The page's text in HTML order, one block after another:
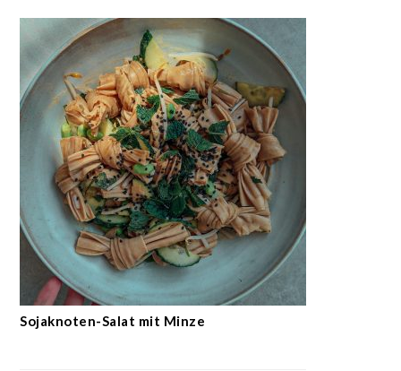
Sojaknoten-Salat mit Minze